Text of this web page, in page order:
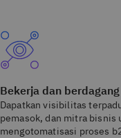
Bekerja dan
Dapatkan visibilitas
pemasok, dan mitra bisnis
mengotomatisasi proses